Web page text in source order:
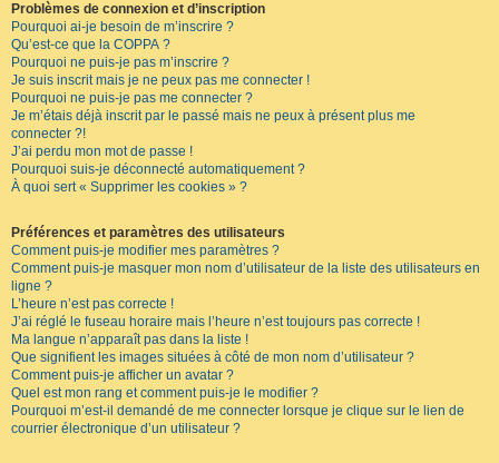
Problèmes de connexion et d’inscription
Pourquoi ai-je besoin de m’inscrire ?
Qu’est-ce que la COPPA ?
Pourquoi ne puis-je pas m’inscrire ?
Je suis inscrit mais je ne peux pas me connecter !
Pourquoi ne puis-je pas me connecter ?
Je m’étais déjà inscrit par le passé mais ne peux à présent plus me
connecter ?!
J’ai perdu mon mot de passe !
Pourquoi suis-je déconnecté automatiquement ?
À quoi sert « Supprimer les cookies » ?
Préférences et paramètres des utilisateurs
Comment puis-je modifier mes paramètres ?
Comment puis-je masquer mon nom d’utilisateur de la liste des utilisateurs en
ligne ?
L’heure n’est pas correcte !
J’ai réglé le fuseau horaire mais l’heure n’est toujours pas correcte !
Ma langue n’apparaît pas dans la liste !
Que signifient les images situées à côté de mon nom d’utilisateur ?
Comment puis-je afficher un avatar ?
Quel est mon rang et comment puis-je le modifier ?
Pourquoi m’est-il demandé de me connecter lorsque je clique sur le lien de
courrier électronique d’un utilisateur ?